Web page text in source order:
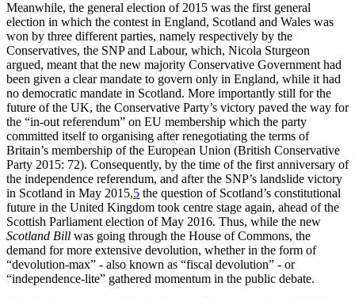
Meanwhile, the general election of 2015 was the first general
election in which the contest in England, Scotland and Wales was
won by three different parties, namely respectively by the
Conservatives, the SNP and Labour, which, Nicola Sturgeon
argued, meant that the new majority Conservative Government had
been given a clear mandate to govern only in England, while it had
no democratic mandate in Scotland. More importantly still for the
future of the UK, the Conservative Party’s victory paved the way for
the “in-out referendum” on EU membership which the party
committed itself to organising after renegotiating the terms of
Britain’s membership of the European Union (British Conservative
Party 2015: 72). Consequently, by the time of the first anniversary of
the independence referendum, and after the SNP’s landslide victory
in Scotland in May 2015,5 the question of Scotland’s constitutional
future in the United Kingdom took centre stage again, ahead of the
Scottish Parliament election of May 2016. Thus, while the new
Scotland Bill was going through the House of Commons, the
demand for more extensive devolution, whether in the form of
“devolution-max” - also known as “fiscal devolution” - or
“independence-lite” gathered momentum in the public debate.